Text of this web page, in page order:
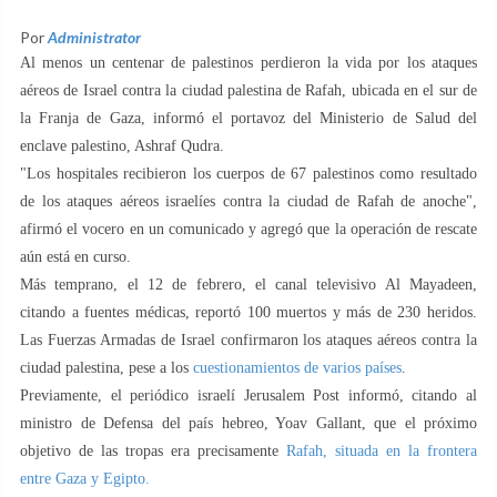
PorAdministrator
Al menos un centenar de palestinos perdieron la vida por los ataques
aéreos de Israel contra la ciudad palestina de Rafah, ubicada en el sur de
la Franja de Gaza, informó el portavoz del Ministerio de Salud del
enclave palestino, Ashraf Qudra.
"Los hospitales recibieron los cuerpos de 67 palestinos como resultado
de los ataques aéreos israelíes contra la ciudad de Rafah de anoche",
afirmó el vocero en un comunicado y agregó que la operación de rescate
aún está en curso.
Más temprano, el 12 de febrero, el canal televisivo Al Mayadeen,
citando a fuentes médicas, reportó 100 muertos y más de 230 heridos.
Las Fuerzas Armadas de Israel confirmaron los ataques aéreos contra la
ciudad palestina, pese a los cuestionamientos de varios países
Previamente, el periódico israelí Jerusalem Post informó, citando al
ministro de Defensa del país hebreo, Yoav Gallant, que el próximo
objetivo de las tropas era precisamente Rafah, situada en la frontera
entre Gaza y Egipto.